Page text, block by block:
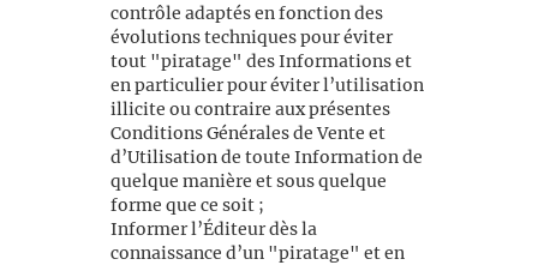
contrôle adaptés en fonction des
évolutions techniques pour éviter
tout "piratage" des Informations et
en particulier pour éviter l’utilisation
illicite ou contraire aux présentes
Conditions Générales de Vente et
d’Utilisation de toute Information de
quelque manière et sous quelque
forme que ce soit ;
Informer l’Éditeur dès la
connaissance d’un "piratage" et en